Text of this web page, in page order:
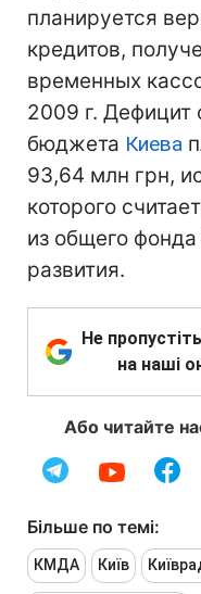
планируется
кредитов,
временных
2009 г. Дефицит
бюджета Киева
93,64 млн грн,
которого
из общего
развития.
Не
на наші
Або читайте
Більше по темі:
КМДА Київ